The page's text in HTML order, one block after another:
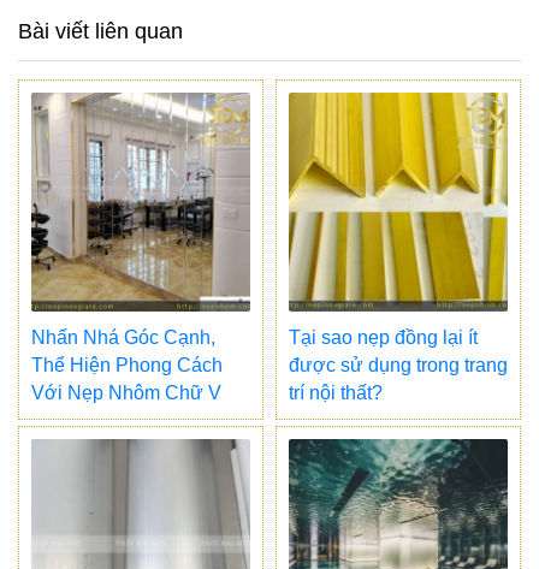
Bài viết liên quan
Nhấn Nhá Góc Cạnh,
Thể Hiện Phong Cách
Với Nẹp Nhôm Chữ V
Tại sao nẹp đồng lại ít
được sử dụng trong trang
trí nội thất?